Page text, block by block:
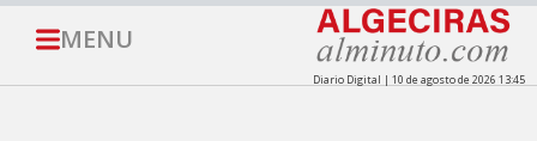
MENU
Diario Digital | 10 de agosto de 2026 13:45